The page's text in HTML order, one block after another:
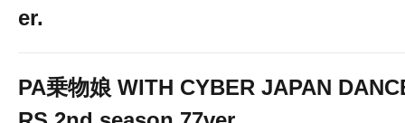
er.
PA乗物娘 WITH CYBER JAPAN